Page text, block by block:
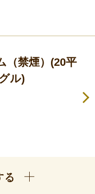
（禁煙）(20平
ル)